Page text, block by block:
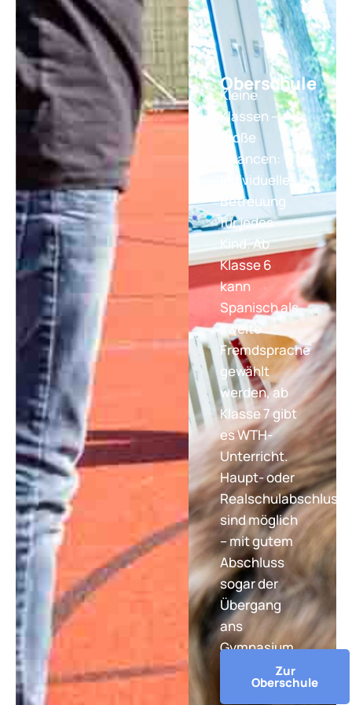
Oberschule
Kleine
Klassen –
große
Chancen:
Individuelle
Betreuung
für jedes
Kind. Ab
Klasse 6
kann
Spanisch als
zweite
Fremdsprache
gewählt
werden, ab
Klasse 7 gibt
es WTH-
Unterricht.
Haupt- oder
Realschulabschluss
sind möglich
– mit gutem
Abschluss
sogar der
Übergang
ans
Gymnasium.
Zur
Oberschule